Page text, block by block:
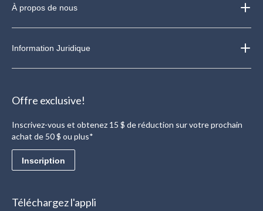
À propos de nous
Information Juridique
Offre exclusive!
Inscrivez-vous et obtenez 15 $ de réduction sur votre prochain
achat de 50 $ ou plus*
Inscription
Téléchargez l'appli